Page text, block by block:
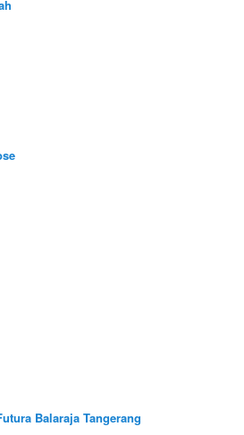
Balaraja Tangerang